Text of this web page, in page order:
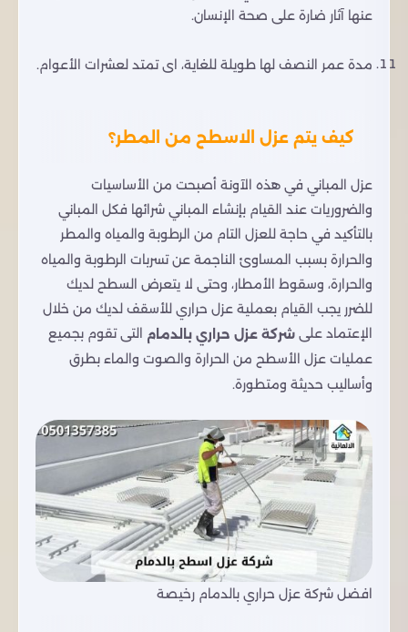
عنها آثار ضارة على صحة الإنسان.
مدة عمر النصف لها طويلة للغاية، اى تمتد لعشرات الأعوام.
كيف يتم عزل الاسطح من المطر؟
عزل المباني في هذه الآونة أصبحت من الأساسيات
والضروريات عند القيام بإنشاء المباني شرائها فكل المباني
بالتأكيد في حاجة للعزل التام من الرطوبة والمياه والمطر
والحرارة بسبب المساوئ الناجمة عن تسربات الرطوبة والمياه
والحرارة، وسقوط الأمطار، وحتى لا يتعرض السطح لديك
للضرر يجب القيام بعملية عزل حراري للأسقف لديك من خلال
الإعتماد على شركة عزل حراري بالدمام التى تقوم بجميع
عمليات عزل الأسطح من الحرارة والصوت والماء بطرق
وأساليب حديثة ومتطورة.
افضل شركة عزل حراري بالدمام رخيصة